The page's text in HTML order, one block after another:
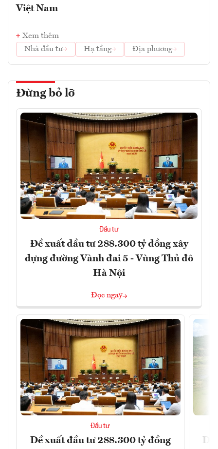
Việt Nam
Xem thêm
Nhà đầu tư
Hạ tầng Địa phương
Đừng bỏ lỡ
Đầu tư
Đề xuất đầu tư 288.300 tỷ đồng xây
dựng đường Vành đai 5 - Vùng Thủ đô
Hà Nội
Đọc ngay
Đầu tư
Đề xuất đầu tư 288.300 tỷ đồng